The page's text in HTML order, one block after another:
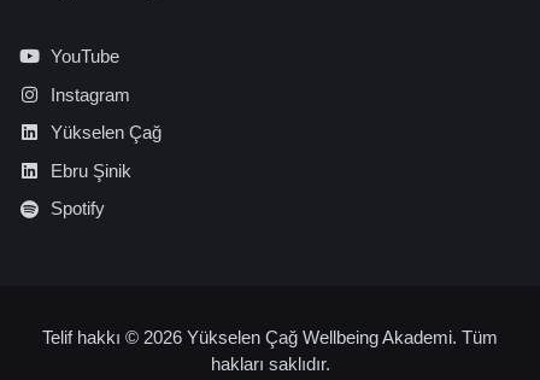
YouTube
Instagram
Yükselen Çağ
Ebru Şinik
Spotify
Telif hakkı © 2026 Yükselen Çağ Wellbeing Akademi. Tüm
hakları saklıdır.